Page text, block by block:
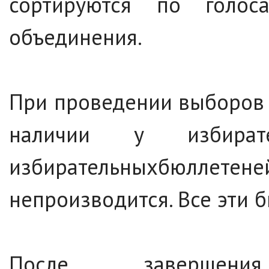
объединения.
При проведении
наличии у
непроизводится. Все эти